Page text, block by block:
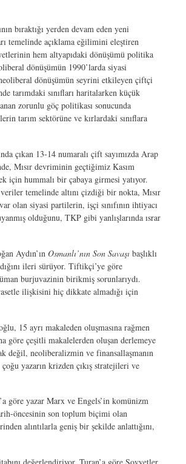
bıraktığı yerden devam eden yeni
temelinde açıklama eğilimini eleştiren
hem altyapıdaki dönüşümü politika
dönüşümün 1990’larda siyasi
dönüşümün seyrini etkileyen çiftçi
tarımdaki sınıfları haritalarken küçük
zorunlu göç politikası sonucunda
tarım sektörüne ve kırlardaki sınıflara
çıkan 13-14 numaralı çift sayımızda Arap
Mısır devriminin geçtiğimiz Kasım
için hummalı bir çabaya girmesi yatıyor.
temelinde altını çizdiği bir nokta, Mısır
olan siyasi partilerin, işçi sınıfının ihtiyacı
olduğunu, TKP gibi yanlışlarında ısrar
Aydın’ın Osmanlı’nın Son Savaşı başlıklı
ileri sürüyor. Tiftikçi’ye göre
burjuvazinin birikmiş sorunlarıydı.
ilişkisini hiç dikkate almadığı için
15 ayrı makaleden oluşmasına rağmen
göre çeşitli makalelerden oluşan derlemeye
değil, neoliberalizmin ve finansallaşmanın
yazarın krizden çıkış stratejileri ve
göre yazar Marx ve Engels’in komünizm
öncesinin son toplum biçimi olan
alıntılarla geniş bir şekilde anlattığını,